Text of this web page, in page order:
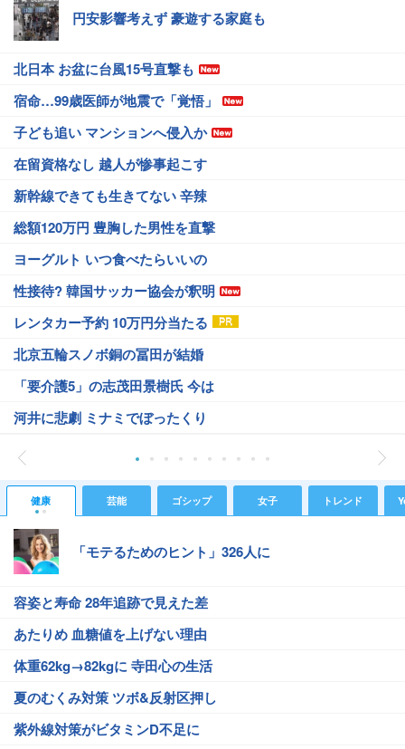
円安影響考えず 豪遊する家庭も
北日本 お盆に台風15号直撃も
宿命…99歳医師が地震で「覚悟」
子ども追い マンションへ侵入か
在留資格なし 越人が惨事起こす
新幹線できても生きてない 辛辣
総額120万円 豊胸した男性を直撃
ヨーグルト いつ食べたらいいの
性接待? 韓国サッカー協会が釈明
レンタカー予約 10万円分当たる
北京五輪スノボ銅の冨田が結婚
「要介護5」の志茂田景樹氏 今は
河井に悲劇 ミナミでぼったくり
健康 芸能 ゴシップ 女子 トレンド
「モテるためのヒント」326人に
容姿と寿命 28年追跡で見えた差
あたりめ 血糖値を上げない理由
体重62kg→82kgに 寺田心の生活
夏のむくみ対策 ツボ&反射区押し
紫外線対策がビタミンD不足に